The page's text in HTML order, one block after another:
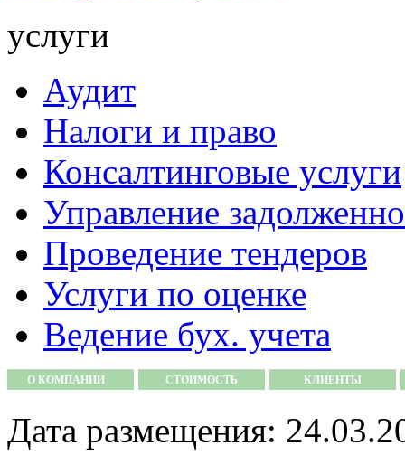
услуги
Аудит
Налоги и право
Консалтинговые услуги
Управление
Проведение тендеров
Услуги по оценке
Ведение бух. учета
О КОМПАНИИ СТОИМОСТЬ КЛИЕНТЫ
Дата размещения: